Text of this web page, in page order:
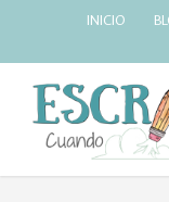
INICIO